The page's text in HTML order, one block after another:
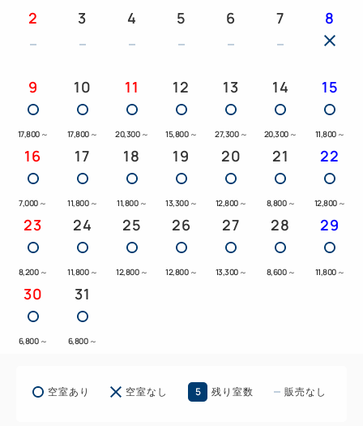
2 3 4 5 6 7 8
9
17,800 ～
10
17,800 ～
11
20,300 ～
12
15,800 ～
13
27,300 ～
14
20,300 ～
15
11,800 ～
16
7,000 ～
17
11,800 ～
18
11,800 ～
19
13,300 ～
20
12,800 ～
21
8,800 ～
22
12,800 ～
23
8,200 ～
24
11,800 ～
25
12,800 ～
26
12,800 ～
27
13,300 ～
28
8,600 ～
29
11,800 ～
30
6,800 ～
31
6,800 ～
空室あり 空室なし 5 残り室数 販売なし